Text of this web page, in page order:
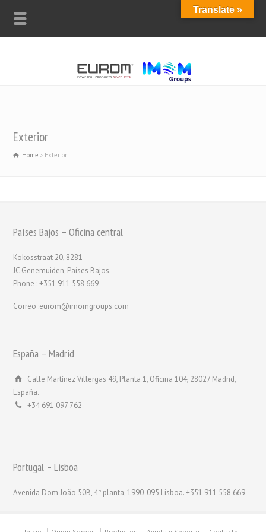
Exterior
Home Exterior
Países Bajos – Oficina central
Kokosstraat 20, 8281
JC Genemuiden, Países Bajos.
Phone : +351 911 558 669
Correo :eurom@imomgroups.com
España – Madrid
Calle Martínez Villergas 49, Planta 1, Oficina 104, 28027 Madrid,
España.
+34 691 097 762
Portugal – Lisboa
Avenida Dom João 50B, 4ª planta, 1990-095 Lisboa. +351 911 558 669
Translate »